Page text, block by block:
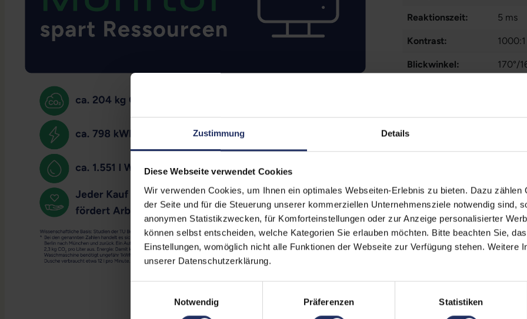
Zustimmung Details
Diese Webseite verwendet Cookies
Wir verwenden Cookies, um Ihnen ein optimales Webseiten-Erlebnis zu bieten. Dazu zählen
der Seite und für die Steuerung unserer kommerziellen Unternehmensziele notwendig sind,
anonymen Statistikzwecken, für Komforteinstellungen oder zur Anzeige personalisierter
können selbst entscheiden, welche Kategorien Sie erlauben möchten. Bitte beachten Sie,
Einstellungen, womöglich nicht alle Funktionen der Webseite zur Verfügung stehen. Weitere
unserer Datenschutzerklärung.
Notwendig
Präferenzen Statistiken
Reaktionszeit: 5 ms
Kontrast: 1000:1
Blickwinkel: 170°/
Mehr
Webcam: Nein
Lautsprecher: Ja
Touchscreen: Nein
Stromverbrauch: 45
GTIN/EAN: